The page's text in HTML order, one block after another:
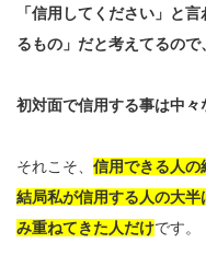
「信用してください」と
るもの」だと考えてるので、
初対面で信用する事は中々
それこそ、 信用できる人の
結局私が信用する人の大
み重ねてきた人だけです。